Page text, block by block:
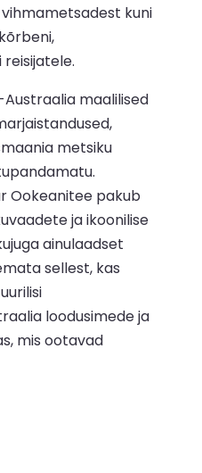
kuni
maalilised
metsiku
Ookeanitee pakub
ja ikoonilise
ainulaadset
sellest, kas
loodusimede ja
mis ootavad